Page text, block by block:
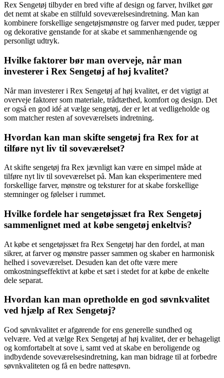
Rex Sengetøj tilbyder en bred vifte af design og farver, hvilket gør
det nemt at skabe en stilfuld soveværelsesindretning. Man kan
kombinere forskellige sengetøjsmønstre og farver med puder, tæpper
og dekorative genstande for at skabe et sammenhængende og
personligt udtryk.
Hvilke faktorer bør man overveje, når man
investerer i Rex Sengetøj af høj kvalitet?
Når man investerer i Rex Sengetøj af høj kvalitet, er det vigtigt at
overveje faktorer som materiale, trådtæthed, komfort og design. Det
er også en god idé at vælge sengetøj, der er let at vedligeholde og
som matcher resten af soveværelsets indretning.
Hvordan kan man skifte sengetøj fra Rex for at
tilføre nyt liv til soveværelset?
At skifte sengetøj fra Rex jævnligt kan være en simpel måde at
tilføre nyt liv til soveværelset på. Man kan eksperimentere med
forskellige farver, mønstre og teksturer for at skabe forskellige
stemninger og følelser i rummet.
Hvilke fordele har sengetøjssæt fra Rex Sengetøj
sammenlignet med at købe sengetøj enkeltvis?
At købe et sengetøjssæt fra Rex Sengetøj har den fordel, at man
sikrer, at farver og mønstre passer sammen og skaber en harmonisk
helhed i soveværelset. Desuden kan det ofte være mere
omkostningseffektivt at købe et sæt i stedet for at købe de enkelte
dele separat.
Hvordan kan man opretholde en god søvnkvalitet
ved hjælp af Rex Sengetøj?
God søvnkvalitet er afgørende for ens generelle sundhed og
velvære. Ved at vælge Rex Sengetøj af høj kvalitet, der er behageligt
og komfortabelt at sove i, samt ved at skabe en beroligende og
indbydende soveværelsesindretning, kan man bidrage til at forbedre
søvnkvaliteten og få en bedre nattesøvn.